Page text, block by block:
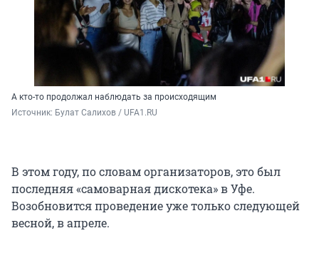
А кто-то продолжал наблюдать за происходящим
Источник: Булат Салихов / UFA1.RU
В этом году, по словам организаторов, это был
последняя «самоварная дискотека» в Уфе.
Возобновится проведение уже только следующей
весной, в апреле.